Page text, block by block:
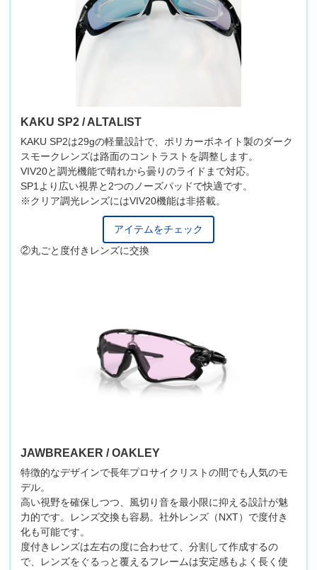
KAKU SP2 / ALTALIST
KAKU SP2は29gの軽量設計で、ポリカーボネイト製のダーク
スモークレンズは路面のコントラストを調整します。
VIV20と調光機能で晴れから曇りのライドまで対応。
SP1より広い視界と2つのノーズパッドで快適です。
※クリア調光レンズにはVIV20機能は非搭載。
アイテムをチェック
②丸ごと度付きレンズに交換
JAWBREAKER / OAKLEY
特徴的なデザインで長年プロサイクリストの間でも人気のモ
デル。
高い視野を確保しつつ、風切り音を最小限に抑える設計が魅
力的です。レンズ交換も容易。社外レンズ（NXT）で度付き
化も可能です。
度付きレンズは左右の度に合わせて、分割して作成するの
で、レンズをぐるっと覆えるフレームは安定感もよく長く使